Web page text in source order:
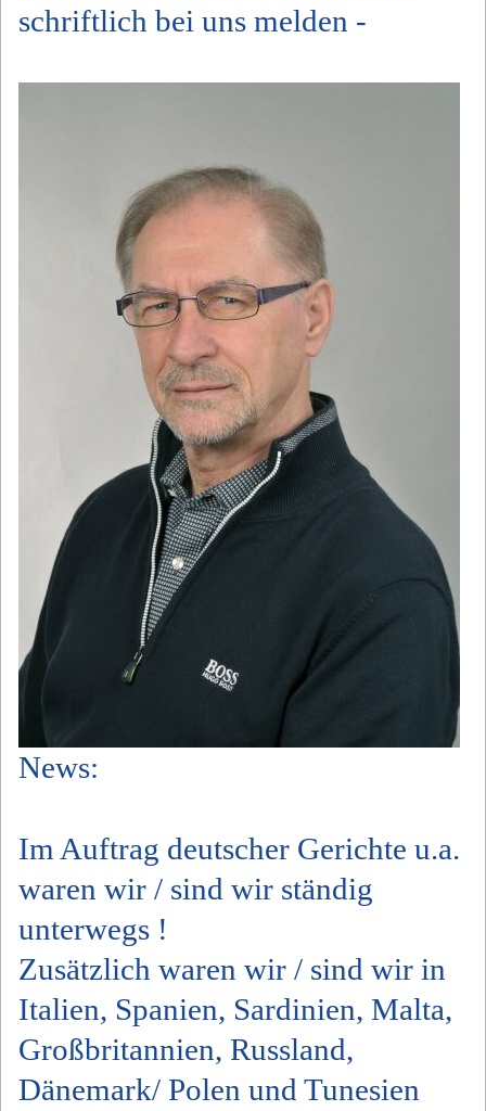
schriftlich bei uns melden -
News:
Im Auftrag deutscher Gerichte u.a.
waren wir / sind wir ständig
unterwegs !
Zusätzlich waren wir / sind wir in
Italien, Spanien, Sardinien, Malta,
Großbritannien, Russland,
Dänemark/ Polen und Tunesien